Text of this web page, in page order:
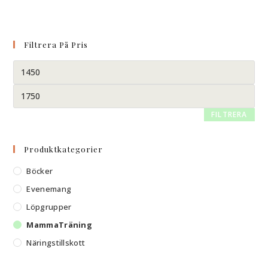
Filtrera På Pris
FILTRERA
Produktkategorier
Böcker
Evenemang
Löpgrupper
MammaTräning
Näringstillskott